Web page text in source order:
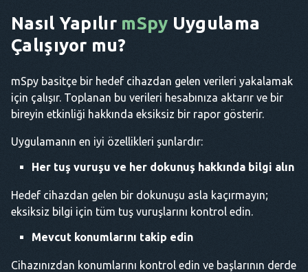
Nasıl Yapılır mSpy Uygulama
Çalışıyor mu?
mSpy basitçe bir hedef cihazdan gelen verileri yakalamak
için çalışır. Toplanan bu verileri hesabınıza aktarır ve bir
bireyin etkinliği hakkında eksiksiz bir rapor gösterir.
Uygulamanın en iyi özellikleri şunlardır:
Her tuş vuruşu ve her dokunuş hakkında bilgi alın
Hedef cihazdan gelen bir dokunuşu asla kaçırmayın;
eksiksiz bilgi için tüm tuş vuruşlarını kontrol edin.
Mevcut konumlarını takip edin
Cihazınızdan konumlarını kontrol edin ve başlarının derde